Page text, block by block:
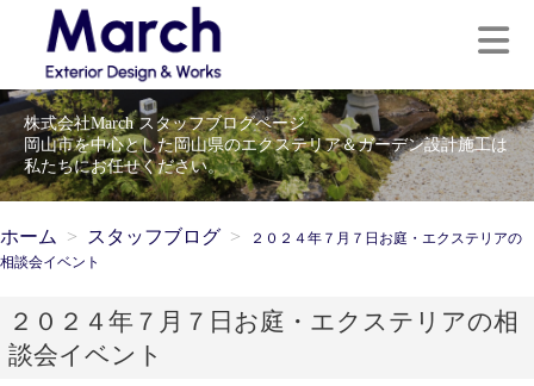
株式会社March スタッフブログページ
岡山市を中心とした岡山県のエクステリア＆ガーデン設計施工は
私たちにお任せください。
ホーム スタッフブログ
２０２４年７月７日お庭・エクステリアの
相談会イベント
２０２４年７月７日お庭・エクステリアの相
談会イベント